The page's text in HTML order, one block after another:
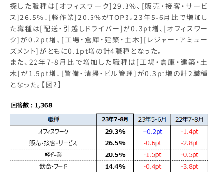
探した職種は[オフィスワーク]29.3%、[販売・接客・サービ
ス]26.5%、[軽作業]20.5%がTOP3。23年5-6月比で増加し
た職種は[配送・引越しドライバー]が0.3pt増、[オフィスワー
ク]が0.2pt増、[工場・倉庫・建築・土木][レジャー・アミュー
ズメント]がともに0.1pt増の計4職種となった。
また、22年7-8月比で増加した職種は[工場・倉庫・建築・土
木]が1.5pt増、[警備・清掃・ビル管理]が0.3pt増の計2職種
となった。【図2】